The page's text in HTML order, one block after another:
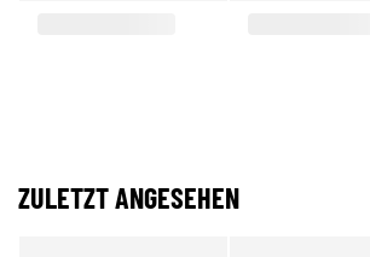
ZULETZT ANGESEHEN